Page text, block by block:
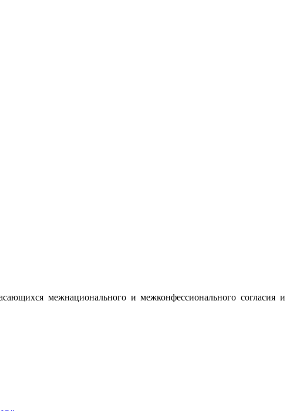
межнационального и межконфессионального согласия и